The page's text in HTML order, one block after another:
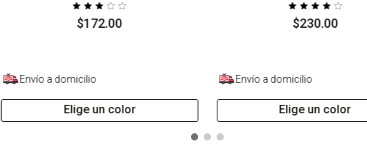
$172.00
Envío a domicilio
Elige un color
$230.00
Envío a domicilio
Elige un color